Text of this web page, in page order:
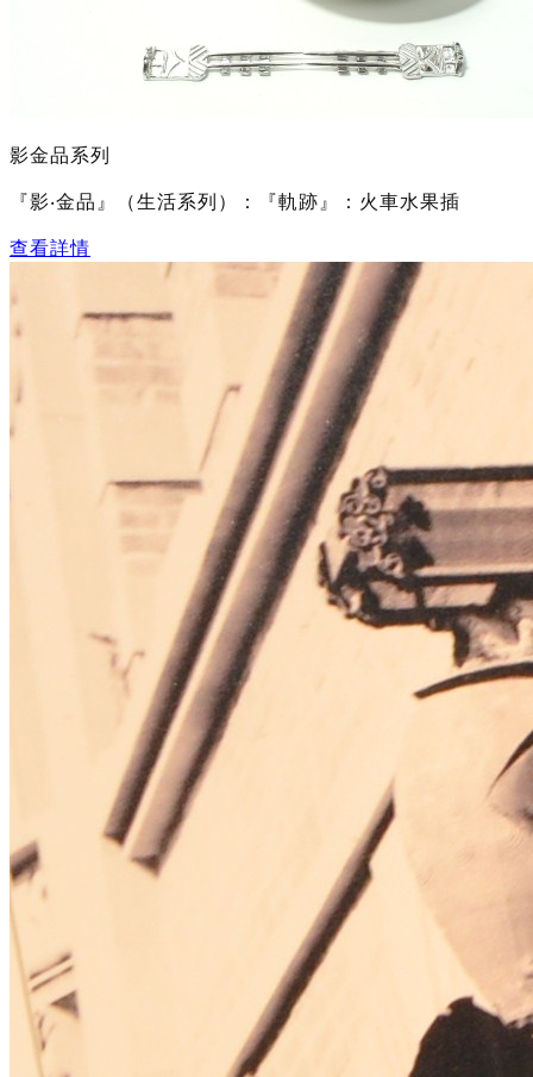
影金品系列
『影‧金品』（生活系列）：『軌跡』：火車水果插
查看詳情